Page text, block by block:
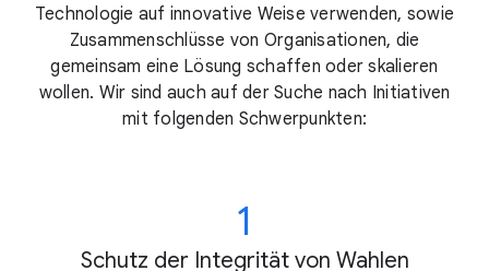
Technologie auf innovative Weise verwenden, sowie
Zusammenschlüsse von Organisationen, die
gemeinsam eine Lösung schaffen oder skalieren
wollen. Wir sind auch auf der Suche nach Initiativen
mit folgenden Schwerpunkten:
1
Schutz der Integrität von Wahlen